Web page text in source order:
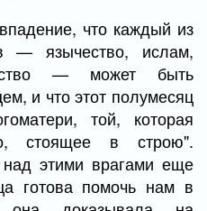
что каждый из
— язычество, ислам,
— может быть
и что этот полумесяц
той, которая
стоящее в строю".
этими врагами еще
готова помочь нам в